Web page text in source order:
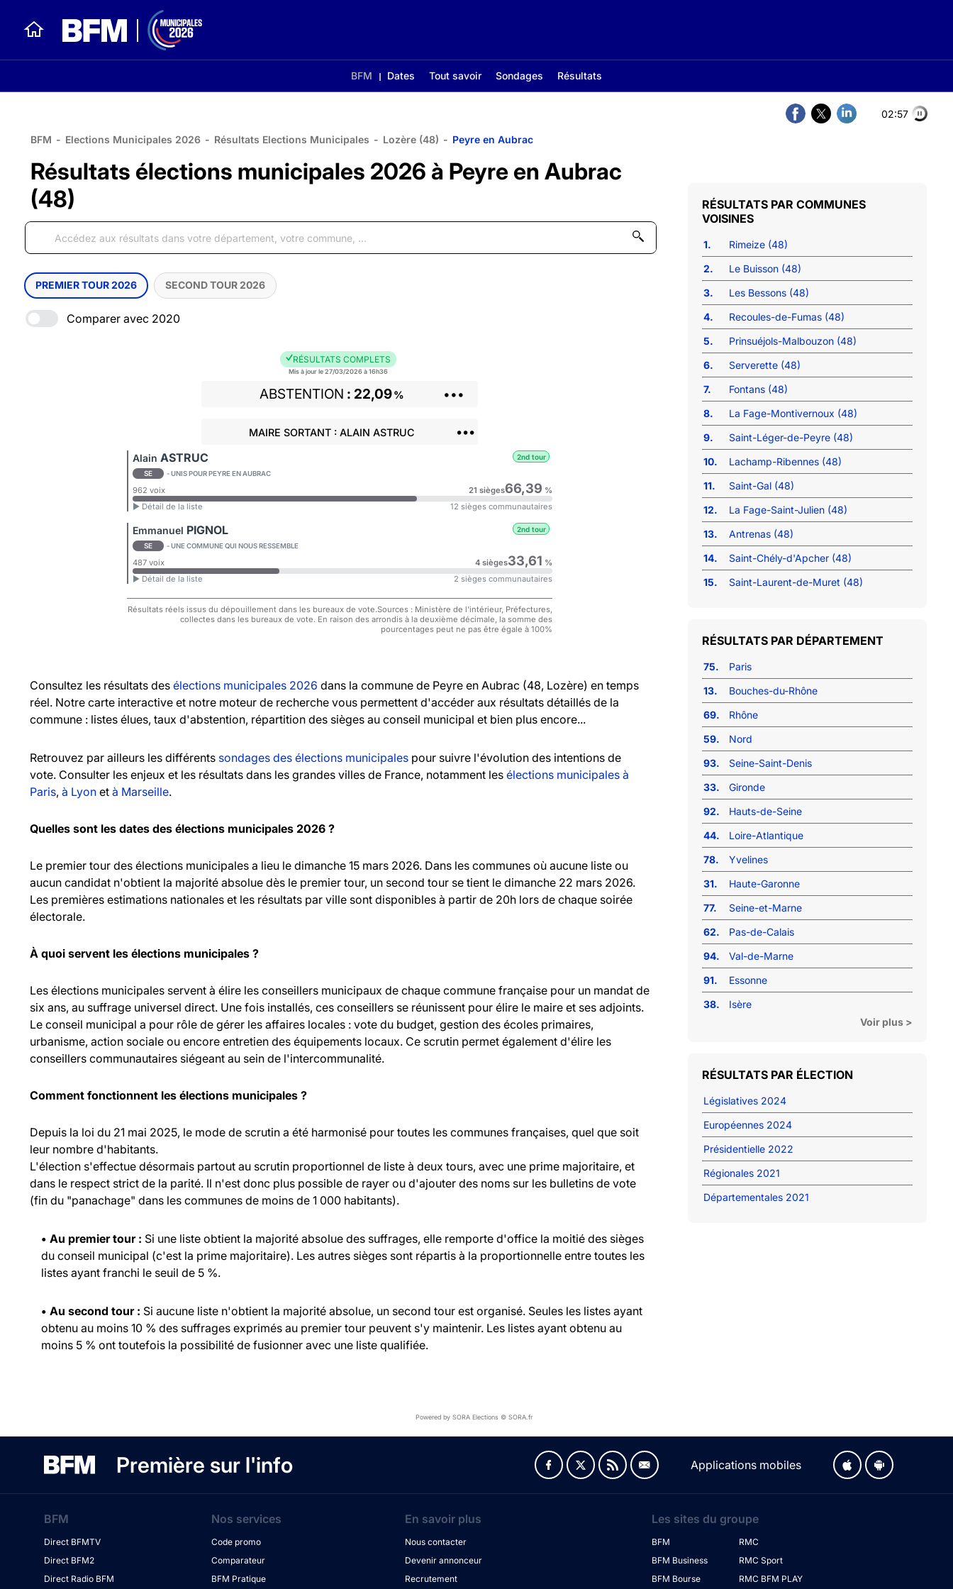
BFM Dates Tout savoir Sondages Résultats
02:56
BFM - Elections Municipales 2026 - Résultats Elections Municipales - Lozère (48) - Peyre en Aubrac
Résultats élections municipales 2026 à Peyre en Aubrac
(48)
PREMIER TOUR 2026 SECOND TOUR 2026
Comparer avec 2020
RÉSULTATS COMPLETS
Mis à jour le 27/03/2026 à 16h36
ABSTENTION 22,09% •••
MAIRE SORTANT : ALAIN ASTRUC •••
Alain ASTRUC
2nd tour
SE
- UNIS POUR PEYRE EN AUBRAC
962 voix 21 sièges66,39 %
► Détail de la liste
12 sièges communautaires
Emmanuel PIGNOL
2nd tour
SE
- UNE COMMUNE QUI NOUS RESSEMBLE
487 voix 4 sièges33,61 %
► Détail de la liste
2 sièges communautaires
Résultats réels issus du dépouillement dans les bureaux de vote.Sources : Ministère de l'intérieur, Préfectures,
collectes dans les bureaux de vote. En raison des arrondis à la deuxième décimale, la somme des
pourcentages peut ne pas être égale à 100%
Consultez les résultats des élections municipales 2026 dans la commune de Peyre en Aubrac (48, Lozère) en temps
réel. Notre carte interactive et notre moteur de recherche vous permettent d'accéder aux résultats détaillés de la
commune : listes élues, taux d'abstention, répartition des sièges au conseil municipal et bien plus encore...
Retrouvez par ailleurs les différents sondages des élections municipales pour suivre l'évolution des intentions de
vote. Consulter les enjeux et les résultats dans les grandes villes de France, notamment les élections municipales à
Paris, à Lyon et à Marseille.
Quelles sont les dates des élections municipales 2026 ?
Le premier tour des élections municipales a lieu le dimanche 15 mars 2026. Dans les communes où aucune liste ou
aucun candidat n'obtient la majorité absolue dès le premier tour, un second tour se tient le dimanche 22 mars 2026.
Les premières estimations nationales et les résultats par ville sont disponibles à partir de 20h lors de chaque soirée
électorale.
À quoi servent les élections municipales ?
Les élections municipales servent à élire les conseillers municipaux de chaque commune française pour un mandat de
six ans, au suffrage universel direct. Une fois installés, ces conseillers se réunissent pour élire le maire et ses adjoints.
Le conseil municipal a pour rôle de gérer les affaires locales : vote du budget, gestion des écoles primaires,
urbanisme, action sociale ou encore entretien des équipements locaux. Ce scrutin permet également d'élire les
conseillers communautaires siégeant au sein de l'intercommunalité.
Comment fonctionnent les élections municipales ?
Depuis la loi du 21 mai 2025, le mode de scrutin a été harmonisé pour toutes les communes françaises, quel que soit
leur nombre d'habitants.
L'élection s'effectue désormais partout au scrutin proportionnel de liste à deux tours, avec une prime majoritaire, et
dans le respect strict de la parité. Il n'est donc plus possible de rayer ou d'ajouter des noms sur les bulletins de vote
(fin du "panachage" dans les communes de moins de 1 000 habitants).
• Au premier tour : Si une liste obtient la majorité absolue des suffrages, elle remporte d'office la moitié des sièges
du conseil municipal (c'est la prime majoritaire). Les autres sièges sont répartis à la proportionnelle entre toutes les
listes ayant franchi le seuil de 5 %.
• Au second tour : Si aucune liste n'obtient la majorité absolue, un second tour est organisé. Seules les listes ayant
obtenu au moins 10 % des suffrages exprimés au premier tour peuvent s'y maintenir. Les listes ayant obtenu au
moins 5 % ont toutefois la possibilité de fusionner avec une liste qualifiée.
COMMUNES
VOISINES
1.
Rimeize (48)
2.
Le Buisson (48)
3.
Les Bessons (48)
4.
Recoules-de-Fumas (48)
5.
Prinsuéjols-Malbouzon (48)
6.
Serverette (48)
7.
Fontans (48)
8.
La Fage-Montivernoux (48)
9.
Saint-Léger-de-Peyre (48)
10.
Lachamp-Ribennes (48)
11.
Saint-Gal (48)
12.
La Fage-Saint-Julien (48)
13.
Antrenas (48)
14.
Saint-Chély-d'Apcher (48)
15.
Saint-Laurent-de-Muret (48)
RÉSULTATS PAR DÉPARTEMENT
75.
Paris
13.
Bouches-du-Rhône
69.
Rhône
59.
Nord
93.
Seine-Saint-Denis
33.
Gironde
92.
Hauts-de-Seine
44.
Loire-Atlantique
78.
Yvelines
31.
Haute-Garonne
77.
Seine-et-Marne
62.
Pas-de-Calais
94.
Val-de-Marne
91.
Essonne
38.
Isère
Voir plus >
RÉSULTATS PAR ÉLECTION
Législatives 2024
Européennes 2024
Présidentielle 2022
Régionales 2021
Départementales 2021
Powered by SORA Elections © SORA.fr
Première sur l'info Applications mobiles
BFM
Direct BFMTV
Direct BFM2
Direct Radio BFM
Nos services
Code promo
Comparateur
BFM Pratique
En savoir plus
Nous contacter
Devenir annonceur
Recrutement
Les sites du groupe
BFM
BFM Business
BFM Bourse
RMC
RMC Sport
RMC BFM PLAY